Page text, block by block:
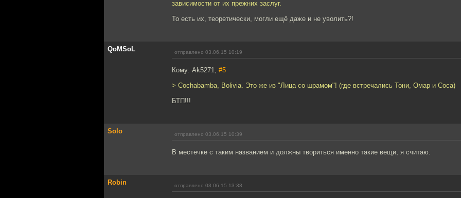
зависимости от их прежних заслуг.
То есть их, теоретически, могли ещё даже и не уволить?!
QoMSoL отправлено 03.06.15 10:19
Кому: Ak5271, #5
> Cochabamba, Bolivia. Это же из "Лица со шрамом"! (где встречались Тони, Омар и Соса)
БТП!!!
Solo отправлено 03.06.15 10:39
В местечке с таким названием и должны твориться именно такие вещи, я считаю.
Robin отправлено 03.06.15 13:38